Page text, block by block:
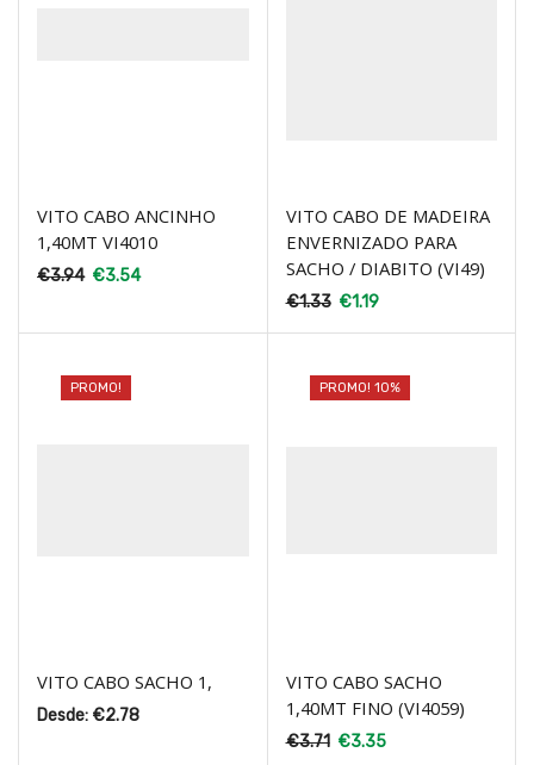
VITO CABO ANCINHO
1,40MT VI4010
€3.94 €3.54
VITO CABO DE MADEIRA
ENVERNIZADO PARA
SACHO / DIABITO (VI49)
€1.33 €1.19
PROMO!
VITO CABO SACHO 1,
Desde: €2.78
PROMO! 10%
VITO CABO SACHO
1,40MT FINO (VI4059)
€3.71 €3.35